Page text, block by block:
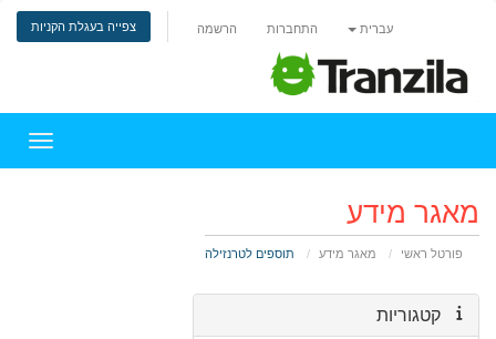
עברית התחברות הרשמה צפייה בעגלת הקניות
מאגר מידע
פורטל ראשי מאגר מידע תוספים לטרנזילה
קטגוריות